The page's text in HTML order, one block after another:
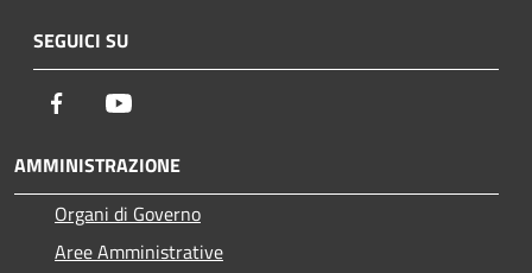
SEGUICI SU
Facebook
AMMINISTRAZIONE
Organi di Governo
Aree Amministrative